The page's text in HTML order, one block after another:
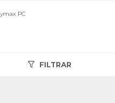
PC
FILTRAR